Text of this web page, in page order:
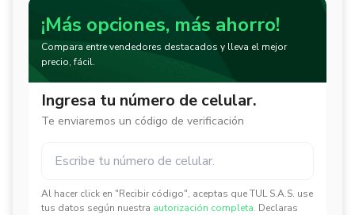
¡Más opciones, más ahorro!
Compara entre vendedores destacados y lleva el mejor
precio, fácil.
Ingresa tu número de celular.
Te enviaremos un código de verificación
Al hacer click en "Recibir código", aceptas que TUL S.A.S. use
tus datos según nuestra autorización completa. Declaras
✕
✕